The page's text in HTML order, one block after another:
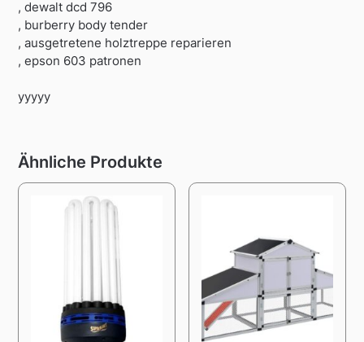
, dewalt dcd 796
, burberry body tender
, ausgetretene holztreppe reparieren
, epson 603 patronen
yyyyy
Ähnliche Produkte